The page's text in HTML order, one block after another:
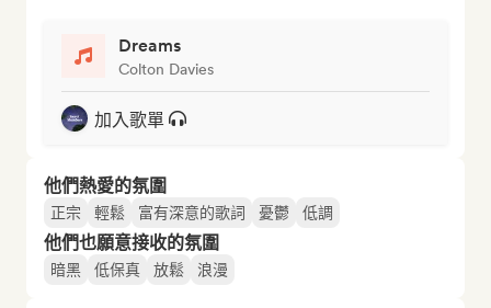
Dreams
Colton Davies
加入歌單
他們熱愛的氛圍
正宗 輕鬆 富有深意的歌詞 憂鬱 低調
他們也願意接收的氛圍
暗黑 低保真 放鬆 浪漫